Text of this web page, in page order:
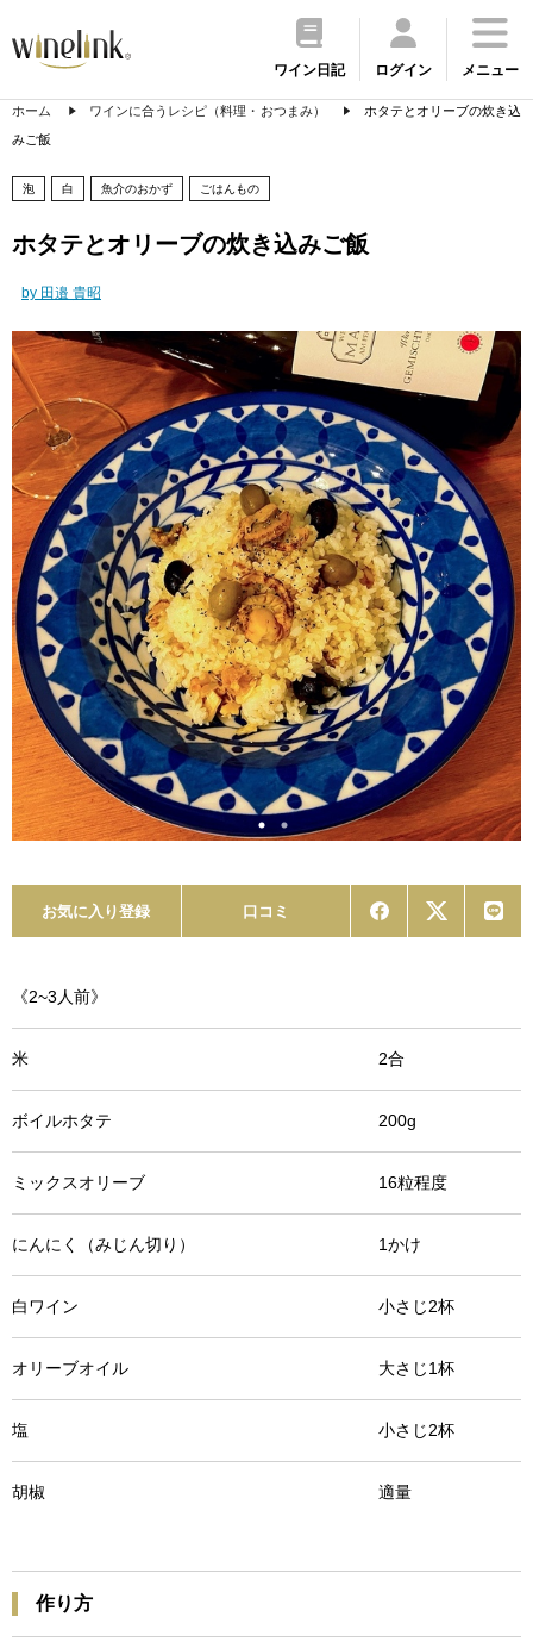
ワイン日記 ログイン メニュー
ホーム ワインに合うレシピ（料理・おつまみ）
ホタテとオリーブの炊き込
みご飯
泡 白 魚介のおかず ごはんもの
ホタテとオリーブの炊き込みご飯
by 田邉 貴昭
お気に入り登録 口コミ
《2~3人前》
米 2合
ボイルホタテ 200g
ミックスオリーブ 16粒程度
にんにく（みじん切り） 1かけ
白ワイン 小さじ2杯
オリーブオイル 大さじ1杯
塩 小さじ2杯
胡椒 適量
作り方